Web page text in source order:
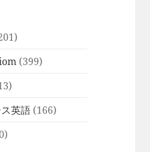
(399)
英語 (166)